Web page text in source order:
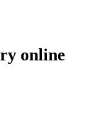
online